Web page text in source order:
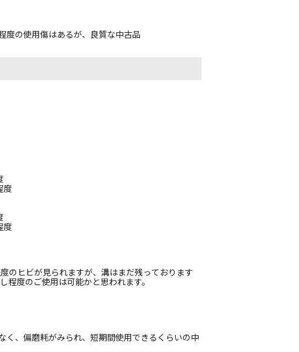
度の使用傷はあるが、良質な中古品
度
度
のヒビが見られますが、溝はまだ残っております
程度のご使用は可能かと思われます。
く、偏磨耗がみられ、短期間使用できるくらいの中